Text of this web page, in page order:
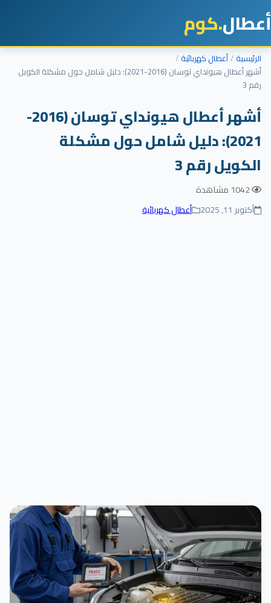
أعطال.كوم
الرئيسية أعطال كهربائية
أشهر أعطال هيونداي توسان (2016-2021): دليل شامل حول مشكلة الكويل
رقم 3
أشهر أعطال هيونداي توسان (2016-
2021): دليل شامل حول مشكلة
الكويل رقم 3
أكتوبر 11, 2025 أعطال كهربائية